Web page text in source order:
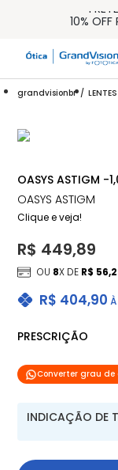
10% OFF
15% OFF NA
32%
grandvisionbr
OASYS ASTIGM -
OASYS ASTIGM
Clique e veja!
R$ 404,90
R$ 449,89
OU 8X DE R$
PRESCRIÇÃO
Converter grau de
INDICAÇÃO DE